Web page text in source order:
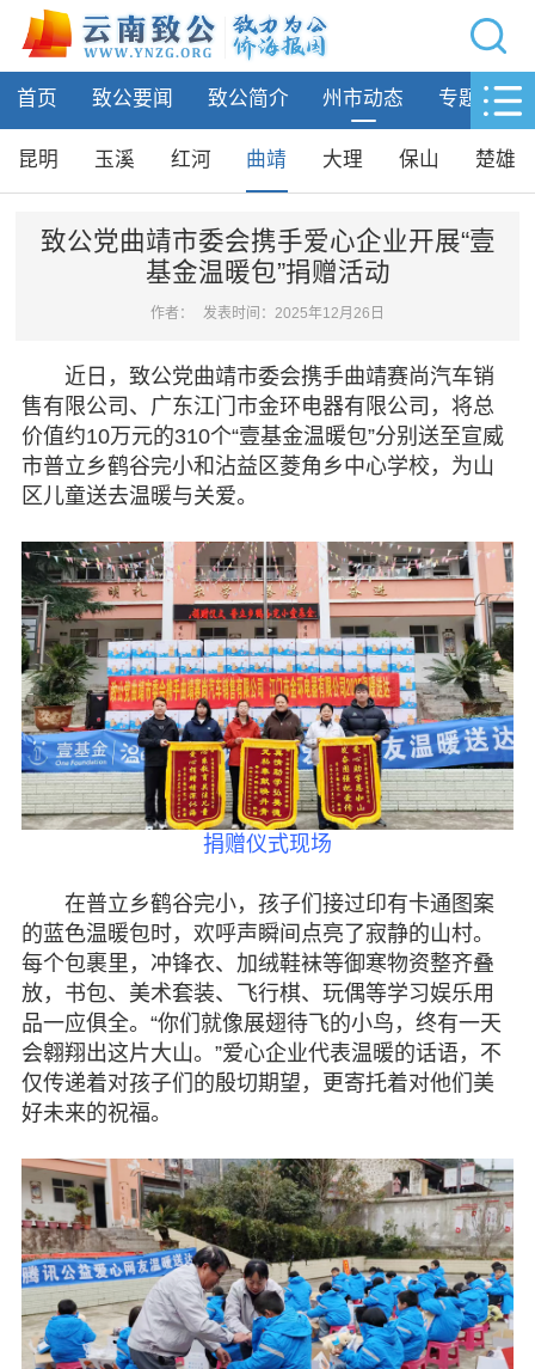
网站导航
首页
致公要闻
州市动态
昆明
红河
曲靖
大理
保山
昭通
丽江
普洱
专题活动
履行职责
自身建设
致公风采
专委会
书香机关
电子杂志
图片欣赏
联系我们
媒体报道
脱贫攻坚
首页 致公要闻 致公简介 州市动态 专题活动
昆明 玉溪 红河 曲靖 大理 保山 楚雄
致公党曲靖市委会携手爱心企业开展“壹
基金温暖包”捐赠活动
作者： 发表时间：2025年12月26日
近日，致公党曲靖市委会携手曲靖赛尚汽车销
售有限公司、广东江门市金环电器有限公司，将总
价值约10万元的310个“壹基金温暖包”分别送至宣威
市普立乡鹤谷完小和沾益区菱角乡中心学校，为山
区儿童送去温暖与关爱。
捐赠仪式现场
在普立乡鹤谷完小，孩子们接过印有卡通图案
的蓝色温暖包时，欢呼声瞬间点亮了寂静的山村。
每个包裹里，冲锋衣、加绒鞋袜等御寒物资整齐叠
放，书包、美术套装、飞行棋、玩偶等学习娱乐用
品一应俱全。“你们就像展翅待飞的小鸟，终有一天
会翱翔出这片大山。”爱心企业代表温暖的话语，不
仅传递着对孩子们的殷切期望，更寄托着对他们美
好未来的祝福。